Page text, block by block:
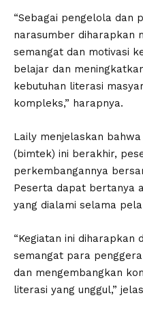
“Sebagai pengelola dan
narasumber diharapkan
semangat dan motivasi
belajar dan
kebutuhan literasi
kompleks,” harapnya.
Laily menjelaskan
(bimtek) ini berakhir,
perkembangannya
Peserta dapat bertanya
yang dialami selama
“Kegiatan ini diharapkan
semangat para
dan mengembangkan
literasi yang unggul,”